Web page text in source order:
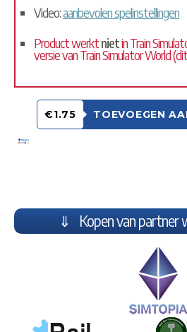
Video:aanbevolen spelinstellingen
Product werktnietin Train
versie van Train Simulator World
€1.75 TOEVOEGEN
⇓ Kopen van partner